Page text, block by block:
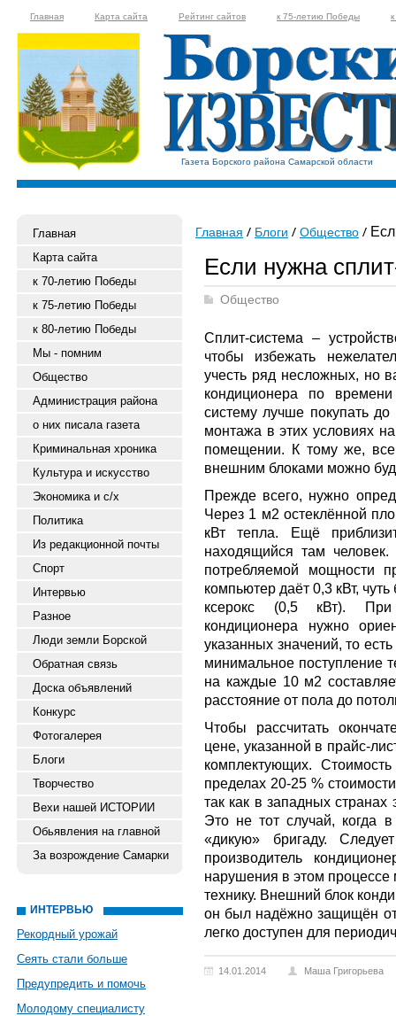
Главная Карта сайта Рейтинг сайтов к 75-летию Победы
Газета Борского района Самарской области
Главная
Карта сайта
к 70-летию Победы
к 75-летию Победы
к 80-летию Победы
Мы - помним
Общество
Администрация района
о них писала газета
Криминальная хроника
Культура и искусство
Экономика и с/х
Политика
Из редакционной почты
Спорт
Интервью
Разное
Люди земли Борской
Обратная связь
Доска объявлений
Конкурс
Фотогалерея
Блоги
Творчество
Вехи нашей ИСТОРИИ
Обьявления на главной
За возрождение Самарки
ИНТЕРВЬЮ
Рекордный урожай
Сеять стали больше
Предупредить и помочь
Молодому специалисту
Главная Блоги Общество
Если нужна
Общество
Сплит-система –
чтобы избежать
учесть ряд несложных, но
кондиционера по
систему лучше покупать
монтажа в этих условиях
помещении. К тому же,
внешним блоками можно
Прежде всего, нужно
Через 1 м2 остеклённой
кВт тепла. Ещё
находящийся там
потребляемой мощности
компьютер даёт 0,3 кВт,
ксерокс (0,5 кВт).
кондиционера нужно
указанных значений, то
минимальное поступление
на каждые 10 м2
расстояние от пола до
Чтобы рассчитать
цене, указанной в прайс-
комплектующих.
пределах 20-25 %
так как в западных странах
Это не тот случай, когда
«дикую» бригаду.
производитель
нарушения в этом процессе
технику. Внешний блок
он был надёжно защищён
легко доступен для
14.01.2014 Маша Григорьева